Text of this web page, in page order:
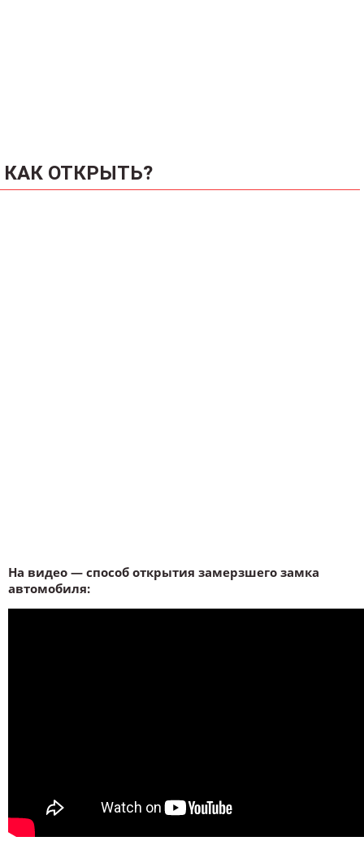
КАК ОТКРЫТЬ?
На видео — способ открытия замерзшего замка
автомобиля: